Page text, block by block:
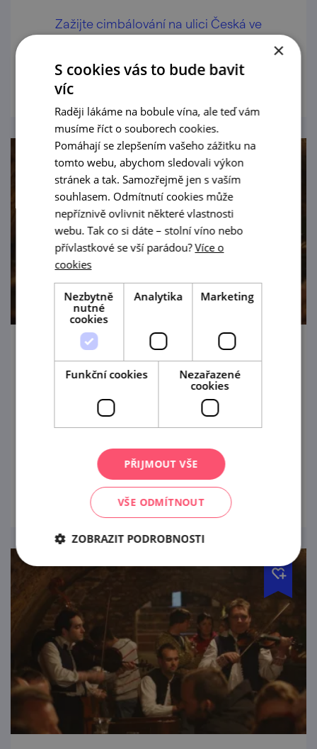
Zažijte cimbálování na ulici Česká ve
prohlédnout
Cimbálové veselí u nás ve sklepě 2026
Vinařství Topolanský srdečně zve do Pavlova
na večerní posezení s degustací vín a
cimbálovou muzikou.
prohlédnout
×
S cookies vás to bude bavit
víc
Raději lákáme na bobule vína, ale teď vám
musíme říct o souborech cookies.
Pomáhají se zlepšením vašeho zážitku na
tomto webu, abychom sledovali výkon
stránek a tak. Samozřejmě jen s vaším
souhlasem. Odmítnutí cookies může
nepříznivě ovlivnit některé vlastnosti
webu. Tak co si dáte – stolní víno nebo
přívlastkové se vší parádou?Více o
cookies
Nezbytně
nutné
cookies
Analytika Marketing
Funkční cookies
Nezařazené
cookies
PŘIJMOUT VŠE
VŠE ODMÍTNOUT
ZOBRAZIT PODROBNOSTI